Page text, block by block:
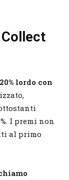
lordo con
I premi non
al primo